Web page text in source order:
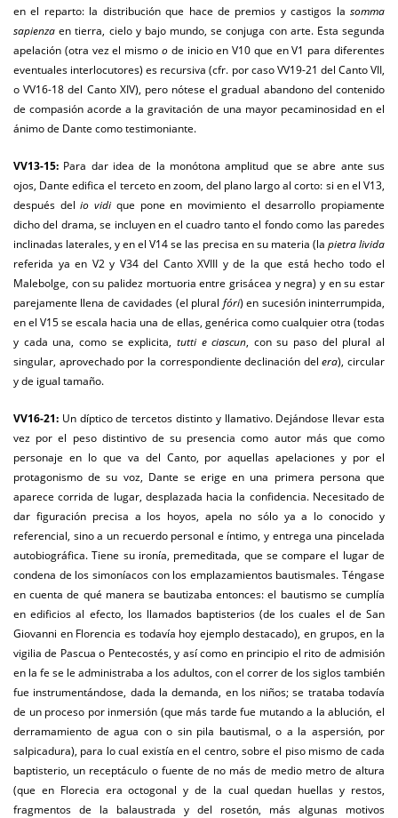
en el reparto: la distribución que hace de premios y castigos la somma
sapienza en tierra, cielo y bajo mundo, se conjuga con arte. Esta segunda
apelación (otra vez el mismo ode inicio en V10 que en V1 para diferentes
eventuales interlocutores) es recursiva (cfr. por caso VV19-21 del Canto VII,
o VV16-18 del Canto XIV), pero nótese el gradual abandono del contenido
de compasión acorde a la gravitación de una mayor pecaminosidad en el
ánimo de Dante como testimoniante.
VV13-15: Para dar idea de la monótona amplitud que se abre ante sus
ojos, Dante edifica el terceto en zoom, del plano largo al corto: si en el V13,
después delio vidi que pone en movimiento el desarrollo propiamente
dicho del drama, se incluyen en el cuadro tanto el fondo como las paredes
inclinadas laterales, y en el V14 se las precisa en su materia (la pietra livida
referida ya en V2 y V34 del Canto XVIII y de la que está hecho todo el
Malebolge, con su palidez mortuoria entre grisácea y negra) y en su estar
parejamente llena de cavidades (el plural fóri) en sucesión ininterrumpida,
en el V15 se escala hacia una de ellas, genérica como cualquier otra (todas
y cada una, como se explicita, tutti e ciascun, con su paso del plural al
singular, aprovechado por la correspondiente declinación delera), circular
y de igual tamaño.
VV16-21: Un díptico de tercetos distinto y llamativo. Dejándose llevar esta
vez por el peso distintivo de su presencia como autor más que como
personaje en lo que va del Canto, por aquellas apelaciones y por el
protagonismo de su voz, Dante se erige en una primera persona que
aparece corrida de lugar, desplazada hacia la confidencia. Necesitado de
dar figuración precisa a los hoyos, apela no sólo ya a lo conocido y
referencial, sino a un recuerdo personal e íntimo, y entrega una pincelada
autobiográfica. Tiene su ironía, premeditada, que se compare el lugar de
condena de los simoníacos con los emplazamientos bautismales. Téngase
en cuenta de qué manera se bautizaba entonces: el bautismo se cumplía
en edificios al efecto, los llamados baptisterios (de los cuales el de San
Giovanni en Florencia es todavía hoy ejemplo destacado), en grupos, en la
vigilia de Pascua o Pentecostés, y así como en principio el rito de admisión
en la fe se le administraba a los adultos, con el correr de los siglos también
fue instrumentándose, dada la demanda, en los niños; se trataba todavía
de un proceso por inmersión (que más tarde fue mutando a la ablución, el
derramamiento de agua con o sin pila bautismal, o a la aspersión, por
salpicadura), para lo cual existía en el centro, sobre el piso mismo de cada
baptisterio, un receptáculo o fuente de no más de medio metro de altura
(que en Florecia era octogonal y de la cual quedan huellas y restos,
fragmentos de la balaustrada y del rosetón, más algunas motivos